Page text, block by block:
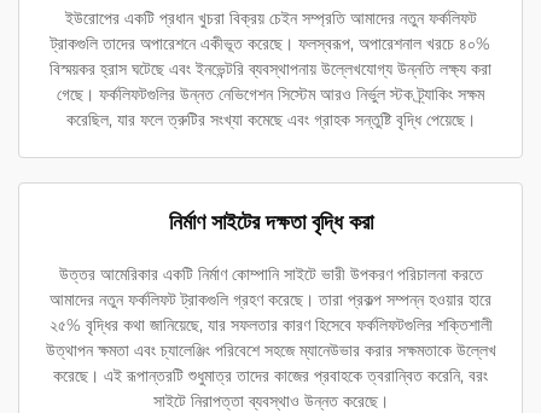
ইউরোপের একটি প্রধান খুচরা বিক্রয় চেইন সম্প্রতি আমাদের নতুন ফর্কলিফট
ট্রাকগুলি তাদের অপারেশনে একীভূত করেছে। ফলস্বরূপ, অপারেশনাল খরচে ৪০%
বিস্ময়কর হ্রাস ঘটেছে এবং ইনভেন্টরি ব্যবস্থাপনায় উল্লেখযোগ্য উন্নতি লক্ষ্য করা
গেছে। ফর্কলিফটগুলির উন্নত নেভিগেশন সিস্টেম আরও নির্ভুল স্টক ট্র্যাকিং সক্ষম
করেছিল, যার ফলে ত্রুটির সংখ্যা কমেছে এবং গ্রাহক সন্তুষ্টি বৃদ্ধি পেয়েছে।
নির্মাণ সাইটের দক্ষতা বৃদ্ধি করা
উত্তর আমেরিকার একটি নির্মাণ কোম্পানি সাইটে ভারী উপকরণ পরিচালনা করতে
আমাদের নতুন ফর্কলিফট ট্রাকগুলি গ্রহণ করেছে। তারা প্রকল্প সম্পন্ন হওয়ার হারে
২৫% বৃদ্ধির কথা জানিয়েছে, যার সফলতার কারণ হিসেবে ফর্কলিফটগুলির শক্তিশালী
উত্থাপন ক্ষমতা এবং চ্যালেঞ্জিং পরিবেশে সহজে ম্যানেউভার করার সক্ষমতাকে উল্লেখ
করেছে। এই রূপান্তরটি শুধুমাত্র তাদের কাজের প্রবাহকে ত্বরান্বিত করেনি, বরং
সাইটে নিরাপত্তা ব্যবস্থাও উন্নত করেছে।